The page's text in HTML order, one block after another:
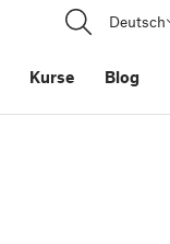
Deutsch
Kurse Blog